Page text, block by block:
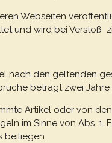
Webseiten
und wird bei Verstoß
nach den geltenden
beträgt zwei
Artikel oder von
im Sinne von Abs.